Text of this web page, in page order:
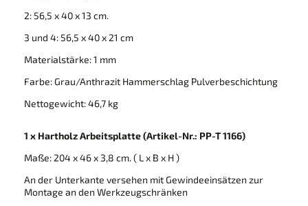
2: 56,5 x 40 x 13 cm.
3 und 4: 56,5 x 40 x 21 cm
Materialstärke: 1 mm
Farbe: Grau/Anthrazit Hammerschlag Pulverbeschichtung
Nettogewicht: 46,7 kg
1 x Hartholz Arbeitsplatte (Artikel-Nr.: PP-T 1166)
Maße: 204 x 46 x 3,8 cm. ( L x B x H )
An der Unterkante versehen mit Gewindeeinsätzen zur
Montage an den Werkzeugschränken